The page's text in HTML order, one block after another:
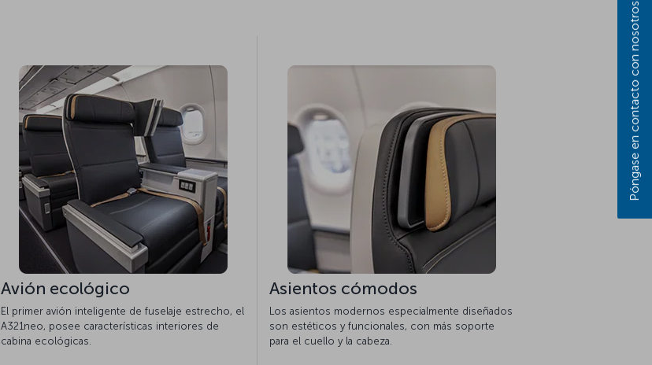
Avión ecológico
El primer avión inteligente de fuselaje estrecho, el
A321neo, posee características interiores de
cabina ecológicas.
Asientos cómodos
Los asientos modernos especialmente diseñados
son estéticos y funcionales, con más soporte
para el cuello y la cabeza.
Póngase en contacto con nosotros